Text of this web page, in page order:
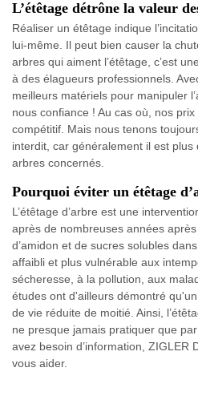
L’étêtage détrône la valeur
Réaliser un étêtage indique
lui-même. Il peut bien causer la
arbres qui aiment l’étêtage, c’est
à des élagueurs professionnels.
meilleurs matériels pour manipuler
nous confiance ! Au cas où, nos
compétitif. Mais nous tenons
interdit, car généralement il est
arbres concernés.
Pourquoi éviter un étêtage
L’étêtage d’arbre est une
après de nombreuses années
d’amidon et de sucres solubles
affaibli et plus vulnérable aux
sécheresse, à la pollution, aux
études ont d'ailleurs démontré
de vie réduite de moitié. Ainsi,
ne presque jamais pratiquer que
avez besoin d’information, ZIGLER
vous aider.